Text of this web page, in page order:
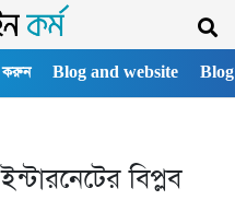
করুন Blog and website
বিপ্লব